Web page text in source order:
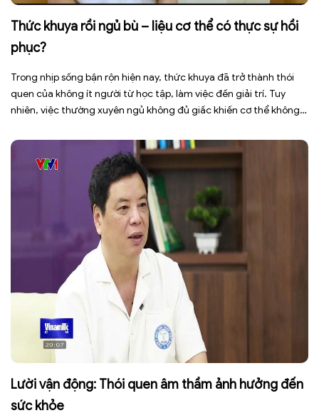
Thức khuya rồi ngủ bù – liệu cơ thể có thực sự hồi
phục?
Trong nhịp sống bận rộn hiện nay, thức khuya đã trở thành thói
quen của không ít người từ học tập, làm việc đến giải trí. Tuy
nhiên, việc thường xuyên ngủ không đủ giấc khiến cơ thể không
trung, […]
Lười vận động: Thói quen âm thầm ảnh hưởng đến
sức khỏe